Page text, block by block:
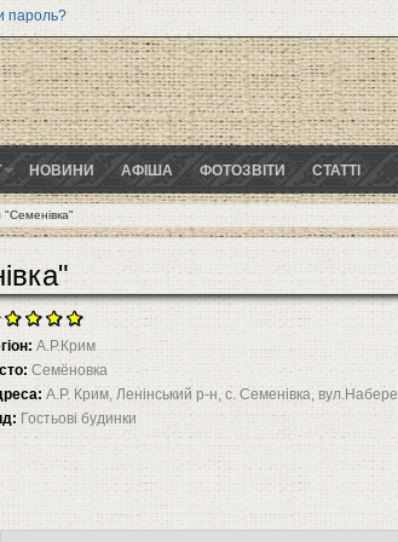
пароль?
НОВИНИ АФІША ФОТОЗВІТИ СТАТТІ
"Семенівка"
А.Р.Крим
Семёновка
А.Р. Крим, Ленінський р-н, с. Семенівка,
Гостьові будинки